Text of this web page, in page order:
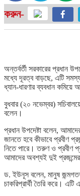
করুন-
অন্তর্বর্তী সরকারের প্রধান
মধ্যে দূরত্ব বাড়ছে, এটি
ধ্যান-ধারণার ব্যবধান কমিয়ে
বুধবার (২০ নভেম্বর) সচিবালয়ে
বলেন।
প্রধান উপদেষ্টা বলেন,
জানতে হবে কীভাবে প্রবীণ
নিতে পারে। তরুণ ও প্রবীণ
আমাদের অবশ্যই দুই প্রজন্মের
ড. ইউনূস বলেন, মানুষ
চাকরিপ্রার্থী তৈরি করে। এটি